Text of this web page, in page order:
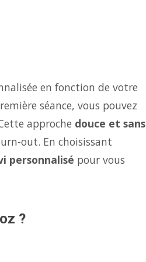
en fonction de votre
séance, vous pouvez
approche douce et sans
out. En choisissant
personnalisé pour vous
?